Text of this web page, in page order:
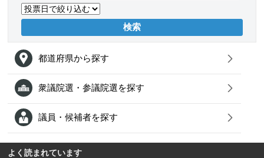
都道府県から探す
衆議院選・参議院選を探す
議員・候補者を探す
よく読まれています